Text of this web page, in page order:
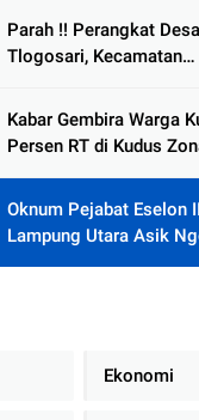
Parah !! Perangkat Desa
Tlogosari, Kecamatan
Rumah dari BAZNAS
Kabar Gembira Warga
Persen RT di Kudus
Oknum Pejabat Eselon
Lampung Utara Asik
Dengan Teman Kencan
Ekonomi